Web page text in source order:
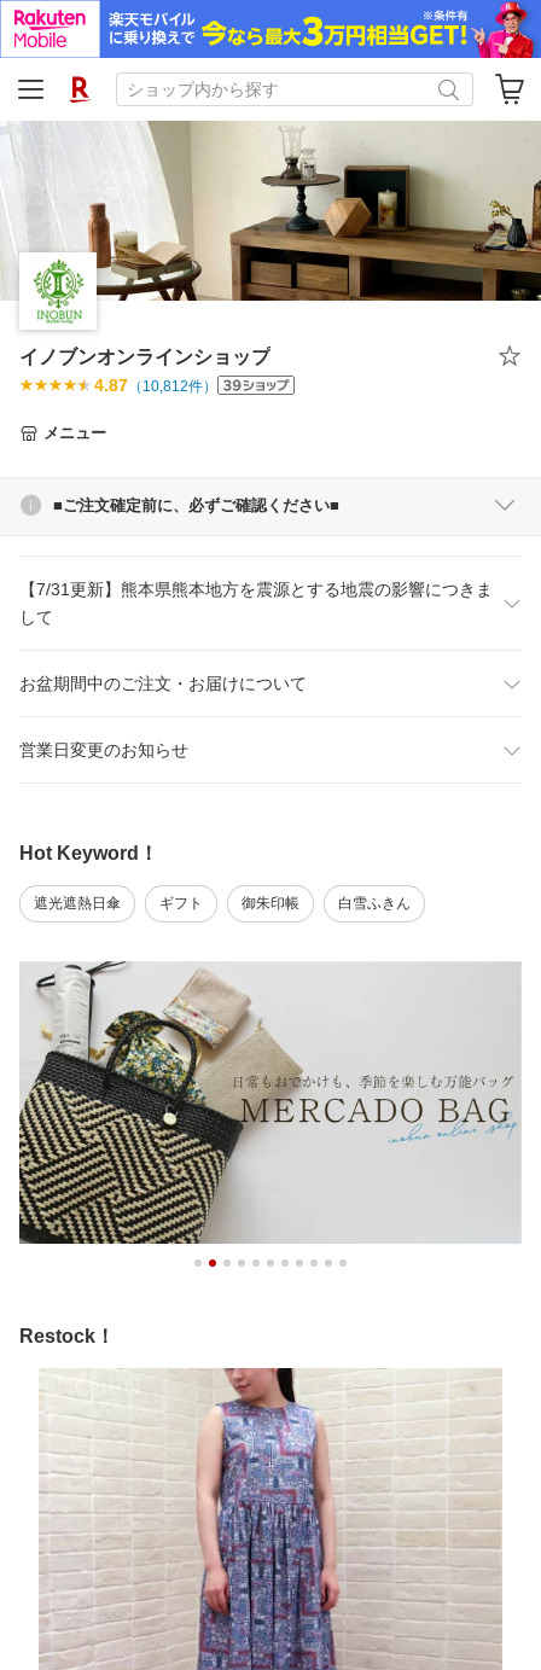
イノブンオンラインショップ
4.87 （ 10,812件）
メニュー
■ご注文確定前に、必ずご確認ください■
【7/31更新】熊本県熊本地方を震源とする地震の影響につきま
して
お盆期間中のご注文・お届けについて
営業日変更のお知らせ
Hot Keyword！
遮光遮熱日傘 ギフト 御朱印帳 白雪ふきん
Restock！